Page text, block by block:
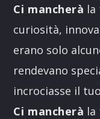
Ci mancherà la
curiosità,
erano solo
rendevano
incrociasse il
Ci mancherà la